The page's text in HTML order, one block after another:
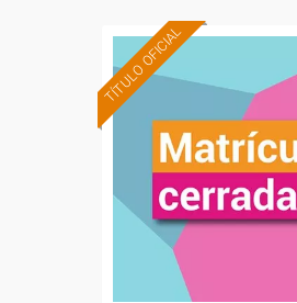
TÍTULO OFICIAL